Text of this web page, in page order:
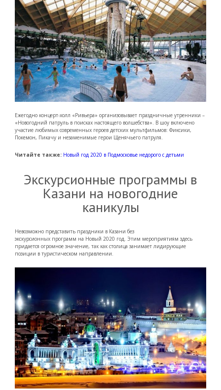
Ежегодно концерт-холл «Ривьера» организовывает праздничные утренники –
«Новогодний патруль в поисках настоящего волшебства». В шоу включено
участие любимых современных героев детских мультфильмов: Фиксики,
Покемон, Пикачу и незаменимые герои Щенячьего патруля.
Читайте также: Новый год 2020 в Подмосковье недорого с детьми
Экскурсионные программы в
Казани на новогодние
каникулы
Невозможно представить праздники в Казани без
экскурсионных программ на Новый 2020 год. Этим мероприятиям здесь
придается огромное значение, так как столица занимает лидирующие
позиции в туристическом направлении.